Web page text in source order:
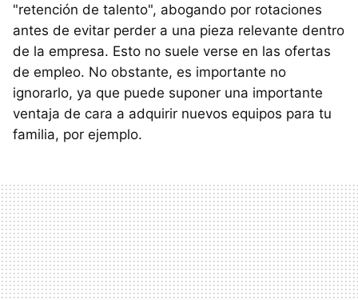
"retención de talento", abogando por rotaciones
antes de evitar perder a una pieza relevante dentro
de la empresa. Esto no suele verse en las ofertas
de empleo. No obstante, es importante no
ignorarlo, ya que puede suponer una importante
ventaja de cara a adquirir nuevos equipos para tu
familia, por ejemplo.